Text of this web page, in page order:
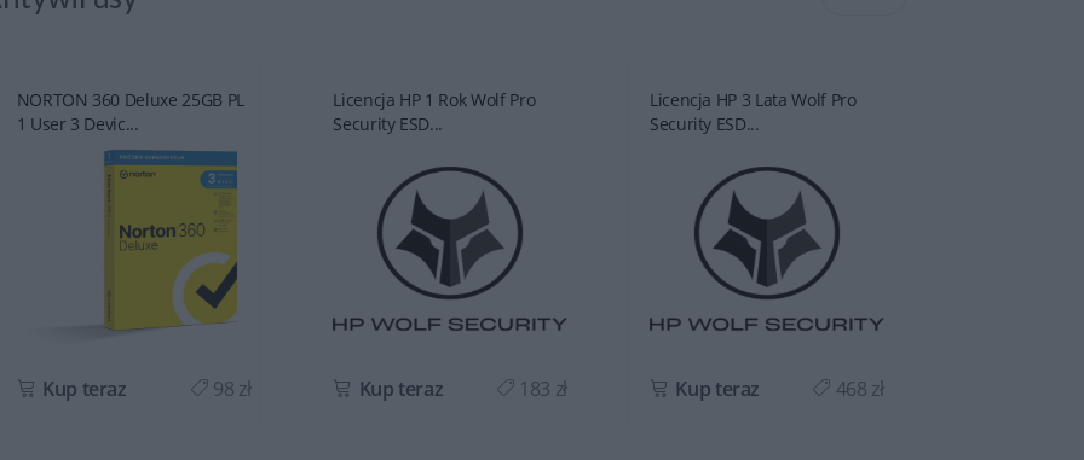
NORTON 360 Deluxe 25GB PL
1 User 3 Devic...
Kup teraz 98 zł
Licencja HP 1 Rok Wolf Pro
Security ESD...
Kup teraz 183 zł
Licencja HP 3 Lata Wolf Pro
Security ESD...
Kup teraz 468 zł